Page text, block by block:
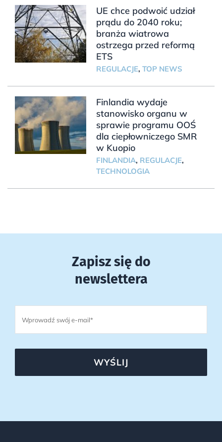
UE chce podwoić udział
prądu do 2040 roku;
branża wiatrowa
ostrzega przed reformą
ETS
REGULACJE, TOP NEWS
Finlandia wydaje
stanowisko organu w
sprawie programu OOŚ
dla ciepłowniczego SMR
w Kuopio
FINLANDIA, REGULACJE,
TECHNOLOGIA
Zapisz się do
newslettera
WYŚLIJ